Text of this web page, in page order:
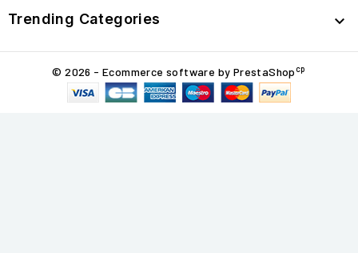
Trending Categories 
© 2026 - Ecommerce software by PrestaShop cp